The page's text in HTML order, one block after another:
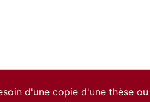
d'une copie d'une thèse